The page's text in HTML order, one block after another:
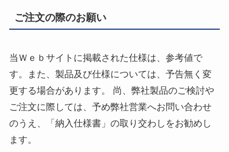
ご注文の際のお願い
当Ｗｅｂサイトに掲載された仕様は、参考値で
す。また、製品及び仕様については、予告無く変
更する場合があります。 尚、弊社製品のご検討や
ご注文に際しては、予め弊社営業へお問い合わせ
のうえ、「納入仕様書」の取り交わしをお勧めし
ます。